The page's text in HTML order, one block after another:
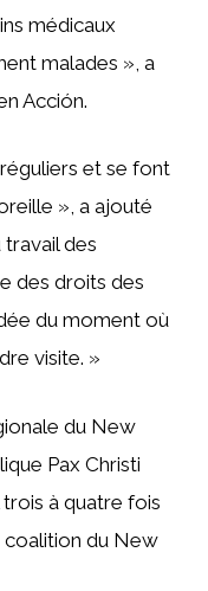
médicaux
malades », a
Acción.
et se font
», a ajouté
travail des
des droits des
du moment où
visite. »
du New
Pax Christi
à quatre fois
coalition du New